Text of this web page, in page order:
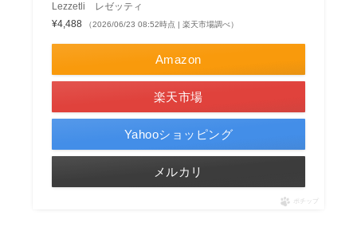
Lezzetli レゼッティ
¥4,488
（2026/06/23 08:52時点 | 楽天市場調べ）
Amazon
楽天市場
Yahooショッピング
メルカリ
ポチップ